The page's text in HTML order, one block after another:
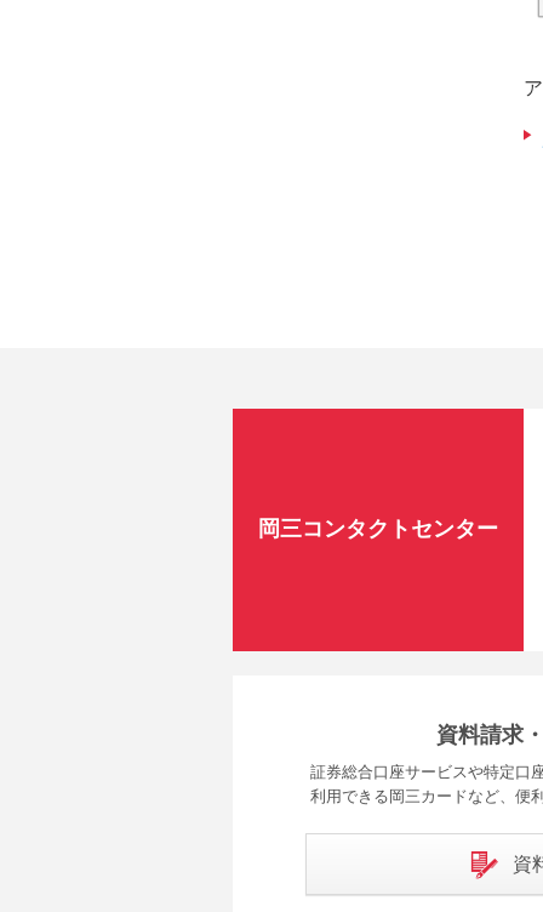
岡三コンタクトセンター
資料請求
証券総合口座サービスや特定口
利用できる岡三カードなど、便
資